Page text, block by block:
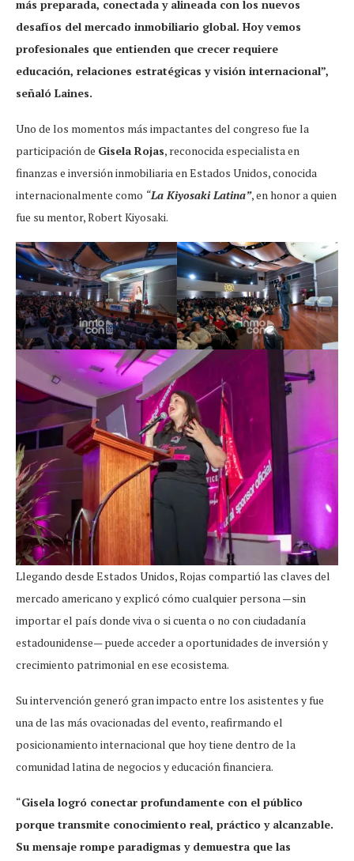
más preparada, conectada y alineada con los nuevos
desafíos del mercado inmobiliario global. Hoy vemos
profesionales que entienden que crecer requiere
educación, relaciones estratégicas y visión internacional”,
señaló Laines.
Uno de los momentos más impactantes del congreso fue la
participación de Gisela Rojas, reconocida especialista en
finanzas e inversión inmobiliaria en Estados Unidos, conocida
internacionalmente como “La Kiyosaki Latina”, en honor a quien
fue su mentor, Robert Kiyosaki.
Llegando desde Estados Unidos, Rojas compartió las claves del
mercado americano y explicó cómo cualquier persona —sin
importar el país donde viva o si cuenta o no con ciudadanía
estadounidense— puede acceder a oportunidades de inversión y
crecimiento patrimonial en ese ecosistema.
Su intervención generó gran impacto entre los asistentes y fue
una de las más ovacionadas del evento, reafirmando el
posicionamiento internacional que hoy tiene dentro de la
comunidad latina de negocios y educación financiera.
“Gisela logró conectar profundamente con el público
porque transmite conocimiento real, práctico y alcanzable.
Su mensaje rompe paradigmas y demuestra que las